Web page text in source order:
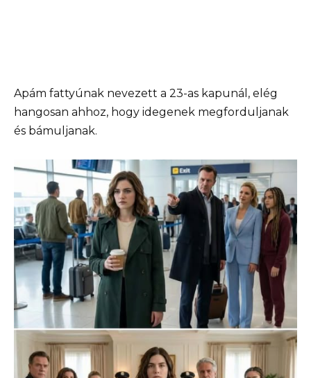
Apám fattyúnak nevezett a 23-as kapunál, elég
hangosan ahhoz, hogy idegenek megforduljanak
és bámuljanak.